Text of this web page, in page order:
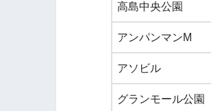
高島中央公園
アンパンマンM
アソビル
グランモール公園